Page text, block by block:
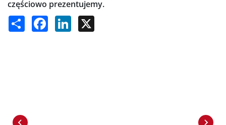
częściowo prezentujemy.
Share Facebook LinkedIn